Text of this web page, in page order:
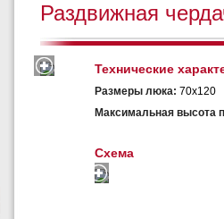
Раздвижная
Технические
Размеры люка: 70х120
Максимальная высота
Схема